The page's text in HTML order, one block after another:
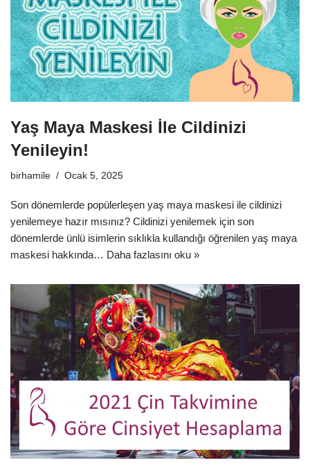
Yaş Maya Maskesi İle Cildinizi
Yenileyin!
birhamile Ocak 5, 2025
Son dönemlerde popülerleşen yaş maya maskesi ile cildinizi
yenilemeye hazır mısınız? Cildinizi yenilemek için son
dönemlerde ünlü isimlerin sıklıkla kullandığı öğrenilen yaş maya
maskesi hakkında… Daha fazlasını oku »